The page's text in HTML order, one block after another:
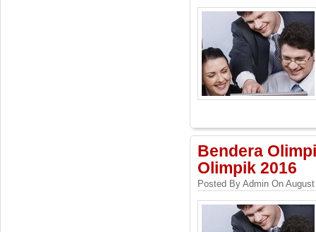
Bendera
Olimpik 2016
Posted By Admin On